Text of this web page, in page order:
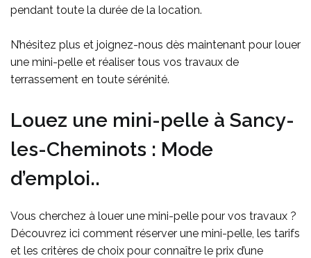
pendant toute la durée de la location.
N’hésitez plus et joignez-nous dès maintenant pour louer
une mini-pelle et réaliser tous vos travaux de
terrassement en toute sérénité.
Louez une mini-pelle à Sancy-
les-Cheminots : Mode
d’emploi..
Vous cherchez à louer une mini-pelle pour vos travaux ?
Découvrez ici comment réserver une mini-pelle, les tarifs
et les critères de choix pour connaître le prix d’une